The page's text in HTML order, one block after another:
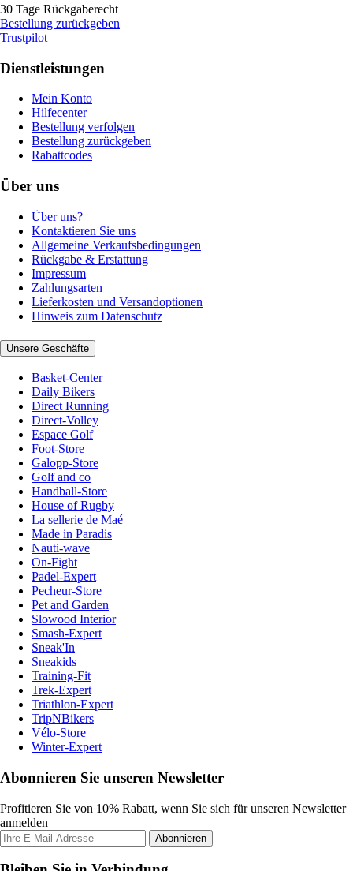
30 Tage Rückgaberecht
Bestellung zurückgeben
Trustpilot
Dienstleistungen
Mein Konto
Hilfecenter
Bestellung verfolgen
Bestellung zurückgeben
Rabattcodes
Über uns
Über uns?
Kontaktieren Sie uns
Allgemeine Verkaufsbedingungen
Rückgabe & Erstattung
Impressum
Zahlungsarten
Lieferkosten und Versandoptionen
Hinweis zum Datenschutz
Unsere Geschäfte
Basket-Center
Daily Bikers
Direct Running
Direct-Volley
Espace Golf
Foot-Store
Galopp-Store
Golf and co
Handball-Store
House of Rugby
La sellerie de Maé
Made in Paradis
Nauti-wave
On-Fight
Padel-Expert
Pecheur-Store
Pet and Garden
Slowood Interior
Smash-Expert
Sneak'In
Sneakids
Training-Fit
Trek-Expert
Triathlon-Expert
TripNBikers
Vélo-Store
Winter-Expert
Abonnieren Sie unseren Newsletter
Profitieren Sie von 10% Rabatt, wenn Sie sich für unseren Newsletter
anmelden
Abonnieren